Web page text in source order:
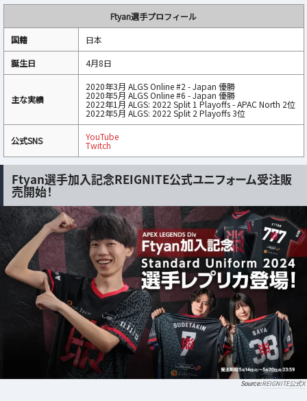
Ftyan選手プロフィール
国籍
日本
誕生日
4月8日
主な実績
2020年3月 ALGS Online #2 - Japan 優勝
2020年5月 ALGS Online #6 - Japan 優勝
2022年1月 ALGS: 2022 Split 1 Playoffs - APAC North 2位
2022年5月 ALGS: 2022 Split 2 Playoffs 3位
公式SNS YouTube
Twitch
Ftyan選手加入記念REIGNITE公式ユニフォーム受注販
売開始！
REIGNITE公式X